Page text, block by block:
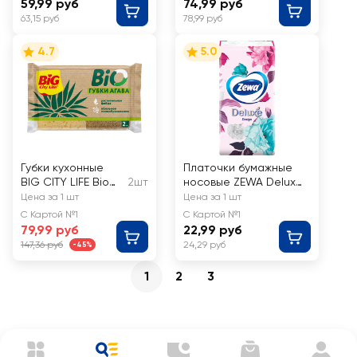
59,99 руб
63,15 руб
74,99 руб
78,99 руб
4.7
Губки кухонные
BIG CITY LIFE Bio
Агава,
крупнопористые,
Арт. 14410321
2шт
Цена за 1 шт
С Картой №1
79,99 руб
147,36 руб -45%
5.0
Платочки бумажные
носовые ZEWA Deluxe
Design 3-слоя
Цена за 1 шт
С Картой №1
22,99 руб
24,29 руб
1 2 3